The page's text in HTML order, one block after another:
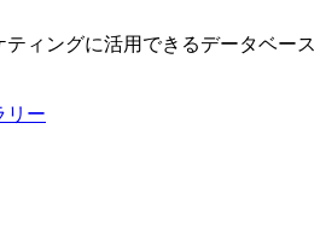
ィングに活用できるデータベース